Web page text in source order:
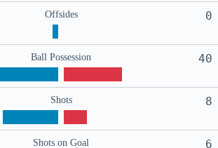
Offsides 0
Ball Possession 40
Shots 8
Shots on Goal 6